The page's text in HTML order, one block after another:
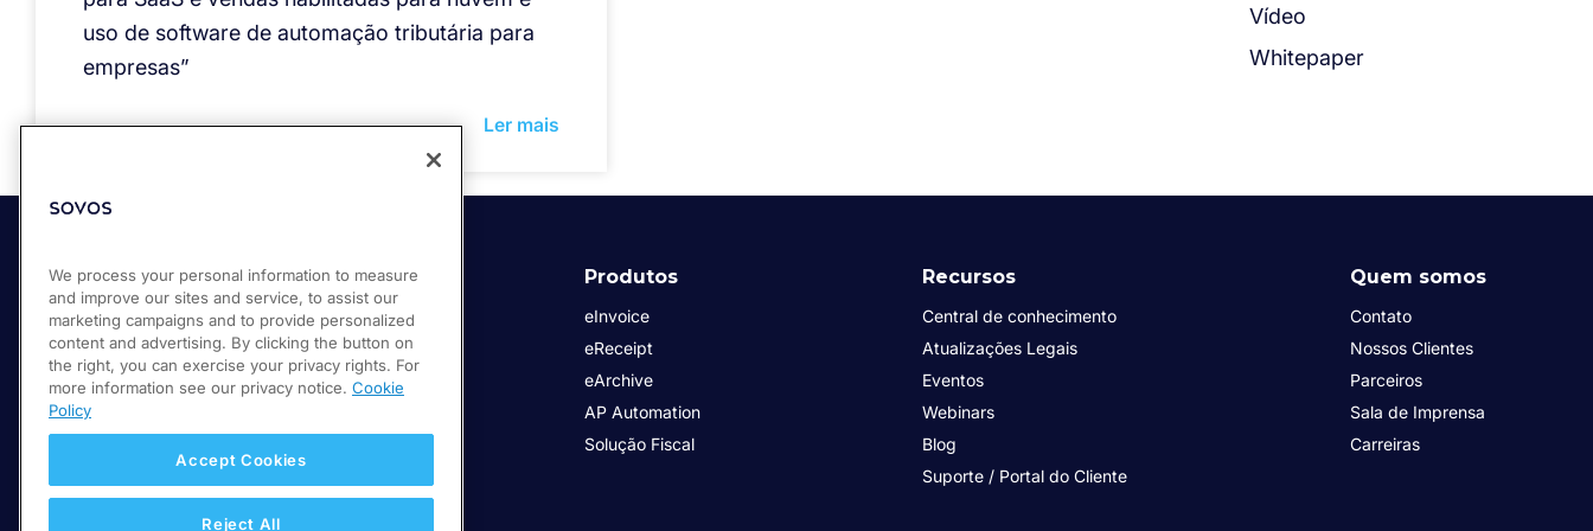
Vídeo
Whitepaper
uso de software de automação tributária para
empresas”
Ler mais
Soluções
Compliance Cloud
Conformidade no faturamento eletrônico
Relatórios fiscais e de IVA
Produtos
eInvoice
eReceipt
eArchive
AP Automation
Solução Fiscal
Recursos
Central de conhecimento
Atualizações Legais
Eventos
Webinars
Blog
Suporte / Portal do Cliente
Quem somos
Contato
Nossos Clientes
Parceiros
Sala de Imprensa
Carreiras
We process your personal information to measure
and improve our sites and service, to assist our
marketing campaigns and to provide personalized
content and advertising. By clicking the button on
the right, you can exercise your privacy rights. For
more information see our privacy notice. Cookie
Policy
Accept Cookies
Reject All